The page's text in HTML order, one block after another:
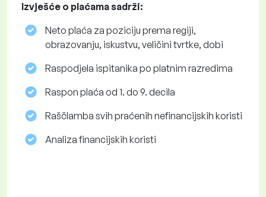
Izvješće o plaćama sadrži:
Neto plaća za poziciju prema regiji,
obrazovanju, iskustvu, veličini tvrtke, dobi
Raspodjela ispitanika po platnim razredima
Raspon plaća od 1. do 9. decila
Raščlamba svih praćenih nefinancijskih koristi
Analiza financijskih koristi